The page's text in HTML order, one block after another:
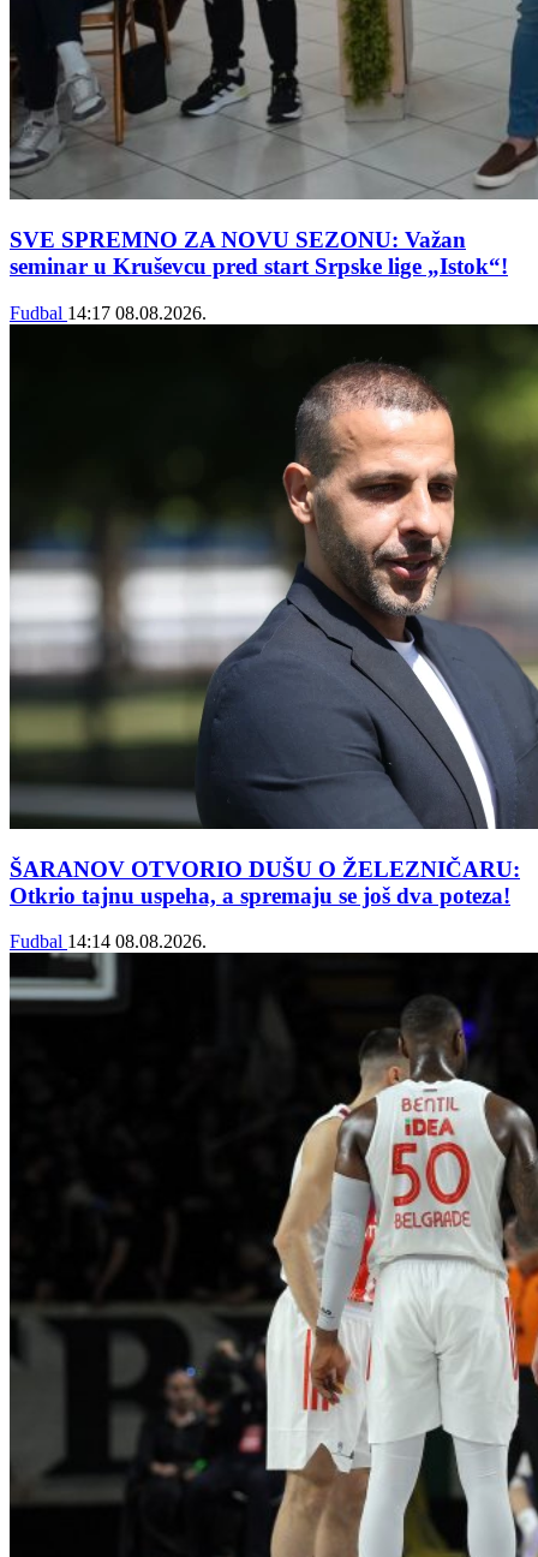
SVE SPREMNO ZA NOVU SEZONU: Važan
seminar u Kruševcu pred start Srpske lige „Istok“!
Fudbal 14:17 08.08.2026.
ŠARANOV OTVORIO DUŠU O ŽELEZNIČARU:
Otkrio tajnu uspeha, a spremaju se još dva poteza!
Fudbal 14:14 08.08.2026.